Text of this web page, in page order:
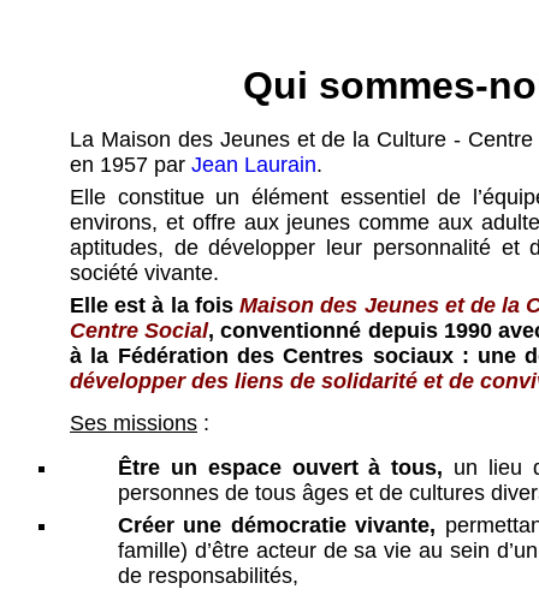
Qui sommes-
La Maison des Jeunes et de la Culture -
en 1957 par Jean Laurain.
Elle constitue un élément essentiel de
environs, et offre aux jeunes comme aux
aptitudes, de développer leur personnalité et
société vivante.
Elle est à la foisMaison des Jeunes et de la
Centre Social, conventionné depuis 1990
à la Fédération des Centres sociaux : une
développer des liens de solidarité et de
Ses missions :
Être un espace ouvert à tous, un lieu
personnes de tous âges et de cultures
Créer une démocratie vivante,
famille) d’être acteur de sa vie au sein
de responsabilités,